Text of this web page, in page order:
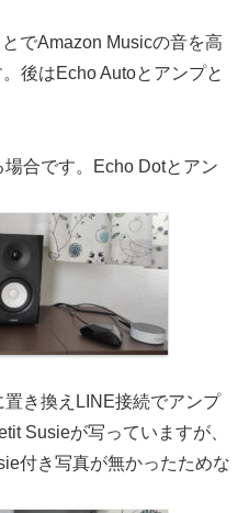
でAmazon Musicの音を高
後はEcho Autoとアンプと
合です。Echo Dotとアン
き換えLINE接続でアンプ
Susieが写っていますが、
付き写真が無かったためな